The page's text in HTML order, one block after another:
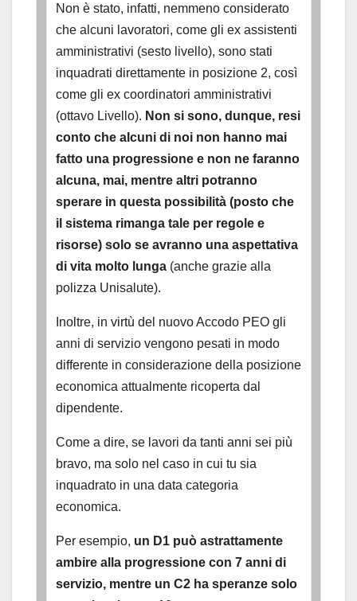
Non è stato, infatti, nemmeno considerato
che alcuni lavoratori, come gli ex assistenti
amministrativi (sesto livello), sono stati
inquadrati direttamente in posizione 2, così
come gli ex coordinatori amministrativi
(ottavo Livello). Non si sono, dunque, resi
conto che alcuni di noi non hanno mai
fatto una progressione e non ne faranno
alcuna, mai, mentre altri potranno
sperare in questa possibilità (posto che
il sistema rimanga tale per regole e
risorse) solo se avranno una aspettativa
di vita molto lunga(anche grazie alla
polizza Unisalute).
Inoltre, in virtù del nuovo Accodo PEO gli
anni di servizio vengono pesati in modo
differente in considerazione della posizione
economica attualmente ricoperta dal
dipendente.
Come a dire, se lavori da tanti anni sei più
bravo, ma solo nel caso in cui tu sia
inquadrato in una data categoria
economica.
Per esempio, un D1 può astrattamente
ambire alla progressione con 7 anni di
servizio, mentre un C2 ha speranze solo